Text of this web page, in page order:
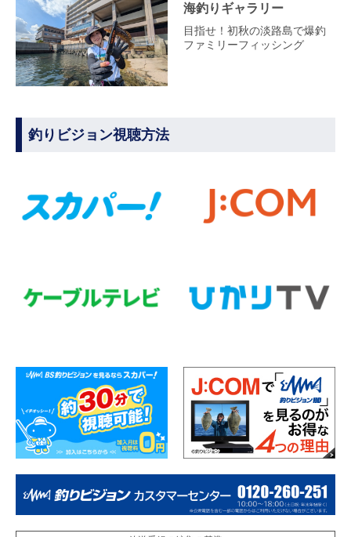
海釣りギャラリー
目指せ！初秋の淡路島で爆釣
ファミリーフィッシング
釣りビジョン視聴方法